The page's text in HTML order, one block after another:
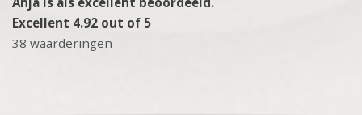
Excellent 4.92 out of 5
38 waarderingen